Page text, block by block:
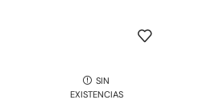
SIN
EXISTENCIAS